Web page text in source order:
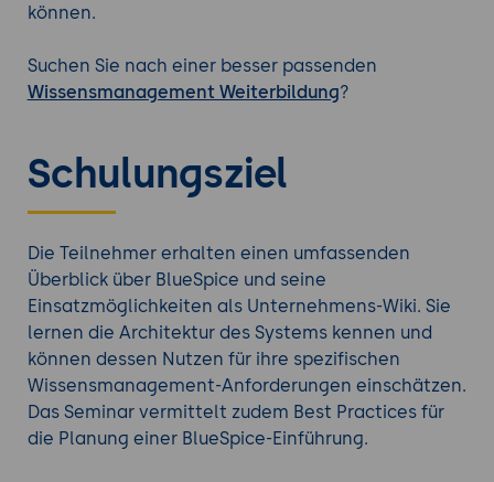
können.
Suchen Sie nach einer besser passenden
Wissensmanagement Weiterbildung?
Schulungsziel
Die Teilnehmer erhalten einen umfassenden
Überblick über BlueSpice und seine
Einsatzmöglichkeiten als Unternehmens-Wiki. Sie
lernen die Architektur des Systems kennen und
können dessen Nutzen für ihre spezifischen
Wissensmanagement-Anforderungen einschätzen.
Das Seminar vermittelt zudem Best Practices für
die Planung einer BlueSpice-Einführung.